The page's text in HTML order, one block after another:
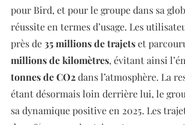
pour Bird, et pour le groupe dans sa
réussite en termes d’usage. Les
près de35 millions de trajetset
millions de kilomètres, évitant ainsi
tonnes de CO2dans l’atmosphère. La
étant désormais loin derrière lui, le
sa dynamique positive en 2025. Les